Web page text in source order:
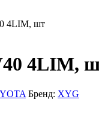
4LIM, шт
4LIM,
Бренд: XYG